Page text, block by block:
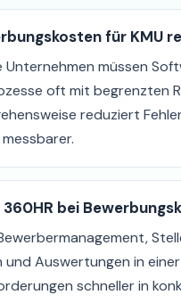
für KMU
Unternehmen müssen
oft mit begrenzten
reduziert
bei
und Auswertungen in
schneller in